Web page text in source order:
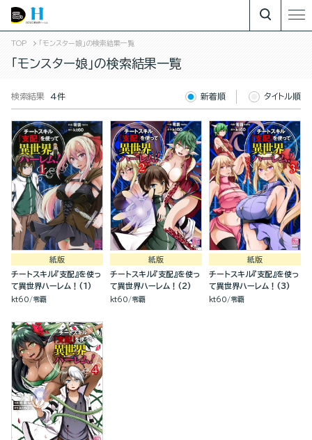
TOP 「モンスター娘」の検索結果一覧
「モンスター娘」の検索結果一覧
検索結果 4件 新着順 タイトル順
紙版
チートスキル『支配』を使っ
て異世界ハーレム！(1)
kt60 零覇
紙版
チートスキル『支配』を使っ
て異世界ハーレム！(2)
kt60 零覇
紙版
チートスキル『支配』を使っ
て異世界ハーレム！(3)
kt60 零覇